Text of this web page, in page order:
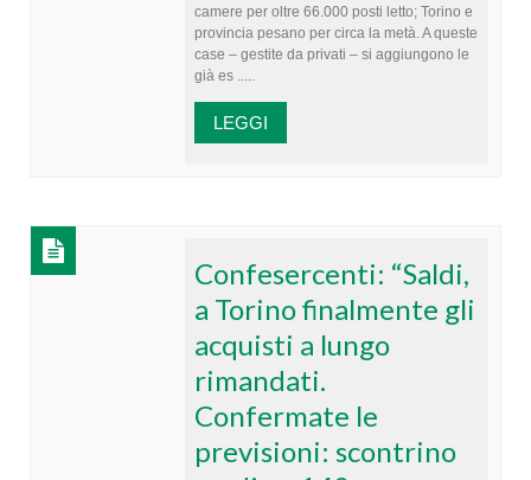
camere per oltre 66.000 posti letto; Torino e
provincia pesano per circa la metà. A queste
case – gestite da privati – si aggiungono le
già es .....
LEGGI
Confesercenti: “Saldi,
a Torino finalmente gli
acquisti a lungo
rimandati.
Confermate le
previsioni: scontrino